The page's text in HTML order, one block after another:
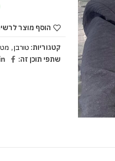
הוסף מוצר
קטגוריות: טורבן,
שתפי תוכן זה: